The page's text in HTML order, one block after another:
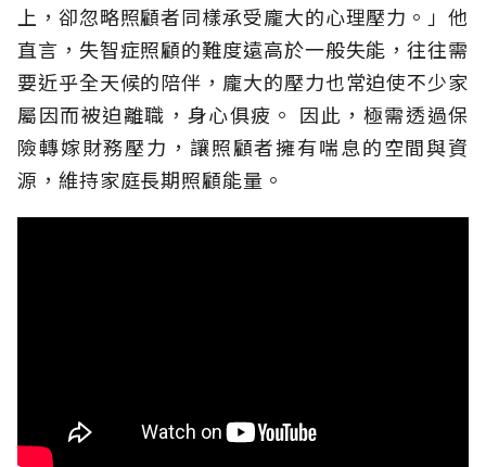
上，卻忽略照顧者同樣承受龐大的心理壓力。」他
直言，失智症照顧的難度遠高於一般失能，往往需
要近乎全天候的陪伴，龐大的壓力也常迫使不少家
屬因而被迫離職，身心俱疲。 因此，極需透過保
險轉嫁財務壓力，讓照顧者擁有喘息的空間與資
源，維持家庭長期照顧能量。